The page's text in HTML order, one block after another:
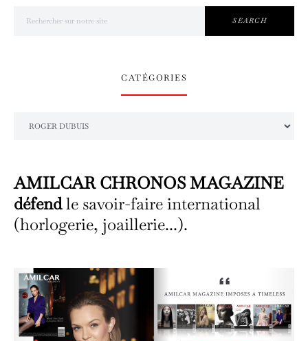
SEARCH
CATÉGORIES
AMILCAR CHRONOS MAGAZINE
défendle savoir-faire international
(horlogerie, joaillerie...).